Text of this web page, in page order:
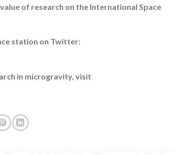
of research on the International Space
station on Twitter:
in microgravity, visit